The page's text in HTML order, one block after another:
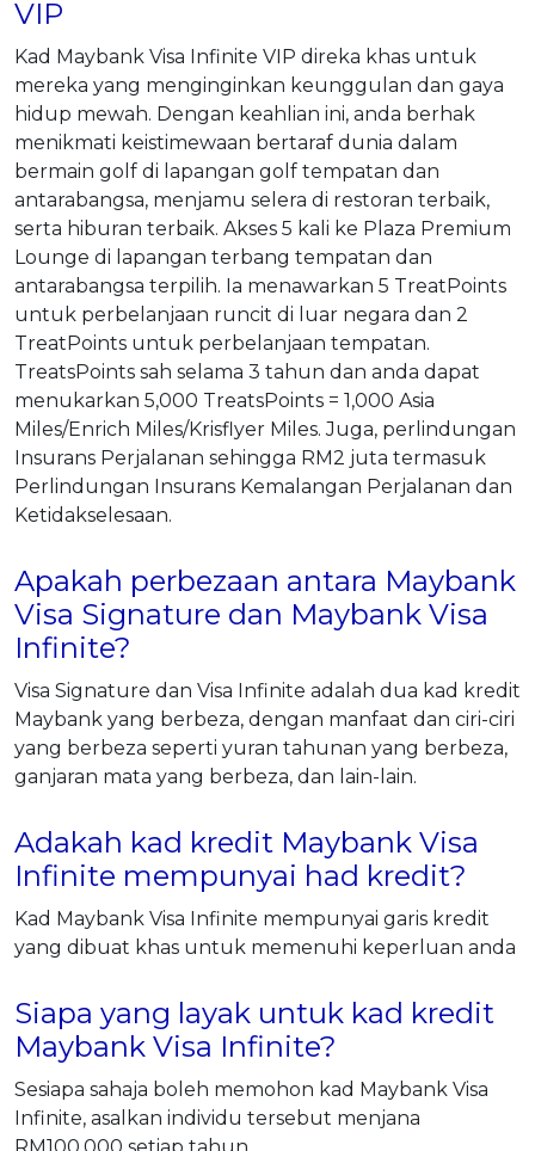
VIP
Kad Maybank Visa Infinite VIP direka khas untuk
mereka yang menginginkan keunggulan dan gaya
hidup mewah. Dengan keahlian ini, anda berhak
menikmati keistimewaan bertaraf dunia dalam
bermain golf di lapangan golf tempatan dan
antarabangsa, menjamu selera di restoran terbaik,
serta hiburan terbaik. Akses 5 kali ke Plaza Premium
Lounge di lapangan terbang tempatan dan
antarabangsa terpilih. Ia menawarkan 5 TreatPoints
untuk perbelanjaan runcit di luar negara dan 2
TreatPoints untuk perbelanjaan tempatan.
TreatsPoints sah selama 3 tahun dan anda dapat
menukarkan 5,000 TreatsPoints = 1,000 Asia
Miles/Enrich Miles/Krisflyer Miles. Juga, perlindungan
Insurans Perjalanan sehingga RM2 juta termasuk
Perlindungan Insurans Kemalangan Perjalanan dan
Ketidakselesaan.
Apakah perbezaan antara Maybank
Visa Signature dan Maybank Visa
Infinite?
Visa Signature dan Visa Infinite adalah dua kad kredit
Maybank yang berbeza, dengan manfaat dan ciri-ciri
yang berbeza seperti yuran tahunan yang berbeza,
ganjaran mata yang berbeza, dan lain-lain.
Adakah kad kredit Maybank Visa
Infinite mempunyai had kredit?
Kad Maybank Visa Infinite mempunyai garis kredit
yang dibuat khas untuk memenuhi keperluan anda
Siapa yang layak untuk kad kredit
Maybank Visa Infinite?
Sesiapa sahaja boleh memohon kad Maybank Visa
Infinite, asalkan individu tersebut menjana